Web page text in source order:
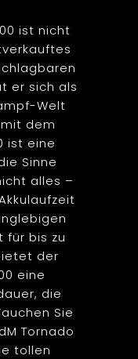
ist nicht
er sich als
Welt
dem
ist eine
Sinne
alles –
für bis zu
der
eine
die
Sie
Tornado
tollen